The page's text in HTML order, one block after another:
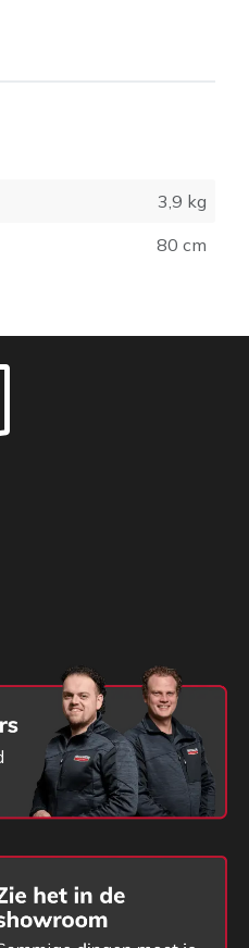
3,9 kg
80 cm